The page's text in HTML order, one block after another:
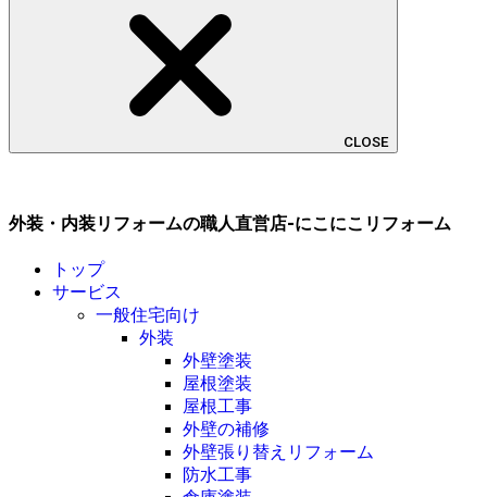
CLOSE
外装・内装リフォームの職人直営店-にこにこリフォーム
トップ
サービス
一般住宅向け
外装
外壁塗装
屋根塗装
屋根工事
外壁の補修
外壁張り替えリフォーム
防水工事